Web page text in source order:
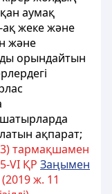
аумақ
жеке және
және
орындайтын
ақпарат;
тармақшамен
VІ ҚР Заңымен
ж. 11